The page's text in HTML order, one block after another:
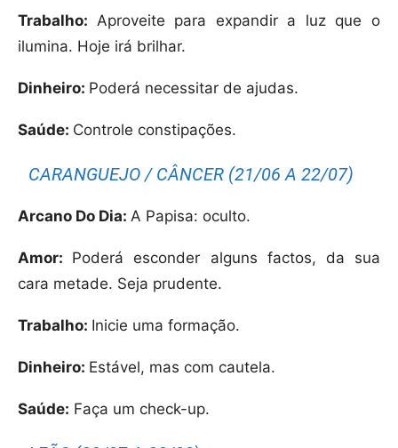
Trabalho: Aproveite para expandir a luz que o
ilumina. Hoje irá brilhar.
Dinheiro: Poderá necessitar de ajudas.
Saúde: Controle constipações.
CARANGUEJO / CÂNCER (21/06 A 22/07)
Arcano Do Dia: A Papisa: oculto.
Amor: Poderá esconder alguns factos, da sua
cara metade. Seja prudente.
Trabalho: Inicie uma formação.
Dinheiro: Estável, mas com cautela.
Saúde: Faça um check-up.